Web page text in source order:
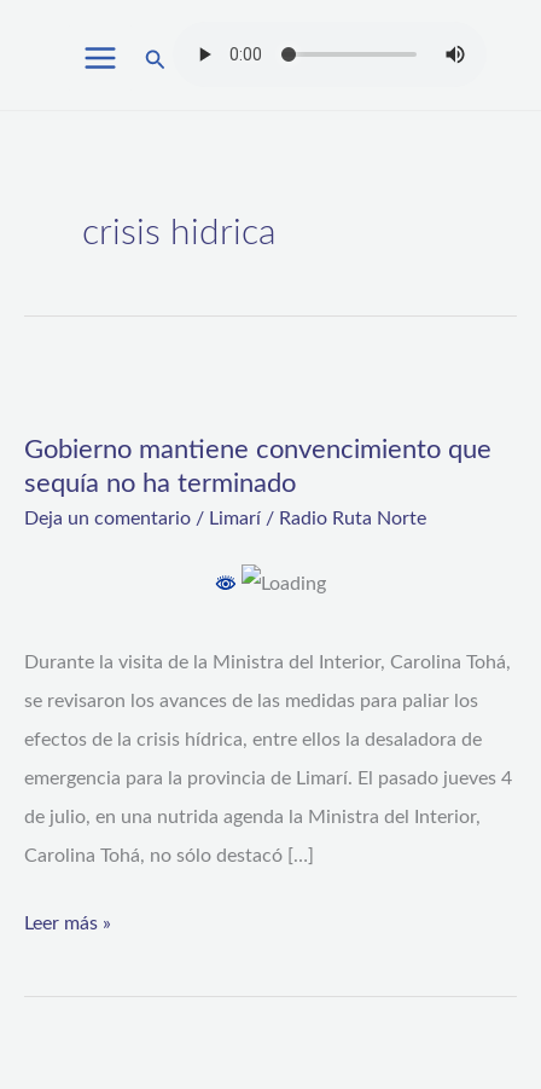
Buscar
crisis hidrica
Gobierno mantiene convencimiento que
sequía no ha terminado
Deja un comentario / Limarí / Radio Ruta Norte
Durante la visita de la Ministra del Interior, Carolina Tohá,
se revisaron los avances de las medidas para paliar los
efectos de la crisis hídrica, entre ellos la desaladora de
emergencia para la provincia de Limarí. El pasado jueves 4
de julio, en una nutrida agenda la Ministra del Interior,
Carolina Tohá, no sólo destacó […]
convencimiento
terminado
Leer más »